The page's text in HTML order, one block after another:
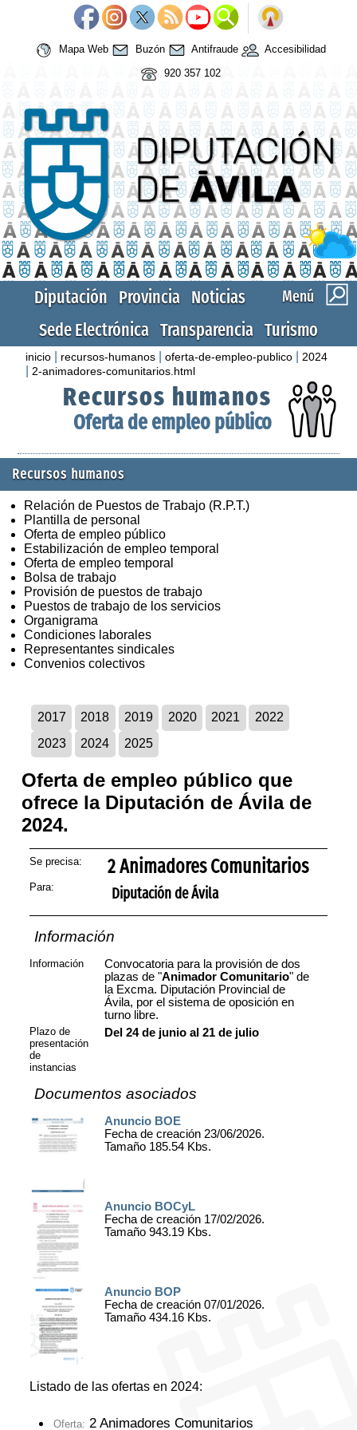
Mapa Web Buzón Antifraude
Accesibilidad
920 357 102
Menú
Diputación Provincia Noticias
Sede Electrónica Transparencia Turismo
inicio recursos-humanos |oferta-de-empleo-publico 2024
2-animadores-comunitarios.html
Recursos humanos
Oferta de empleo público
Recursos humanos
Relación de Puestos de Trabajo (R.P.T.)
Plantilla de personal
Oferta de empleo público
Estabilización de empleo temporal
Oferta de empleo temporal
Bolsa de trabajo
Provisión de puestos de trabajo
Puestos de trabajo de los servicios
Organigrama
Condiciones laborales
Representantes sindicales
Convenios colectivos
2017 2018 2019 2020 2021
2022
2023
2024 2025
Oferta de empleo público que
ofrece la Diputación de Ávila de
2024.
Se precisa: 2 Animadores Comunitarios
Para: Diputación de Ávila
Información
Información
Convocatoria para la provisión de dos
plazas de "Animador Comunitario" de
la Excma. Diputación Provincial de
Ávila, por el sistema de oposición en
turno libre.
Plazo de
presentación
de
instancias
Del 24 de junio al 21 de julio
Documentos asociados
Anuncio BOE
Fecha de creación 23/06/2026.
Tamaño 185.54 Kbs.
Anuncio BOCyL
Fecha de creación 17/02/2026.
Tamaño 943.19 Kbs.
Anuncio BOP
Fecha de creación 07/01/2026.
Tamaño 434.16 Kbs.
Listado de las ofertas en 2024:
Oferta: 2 Animadores Comunitarios